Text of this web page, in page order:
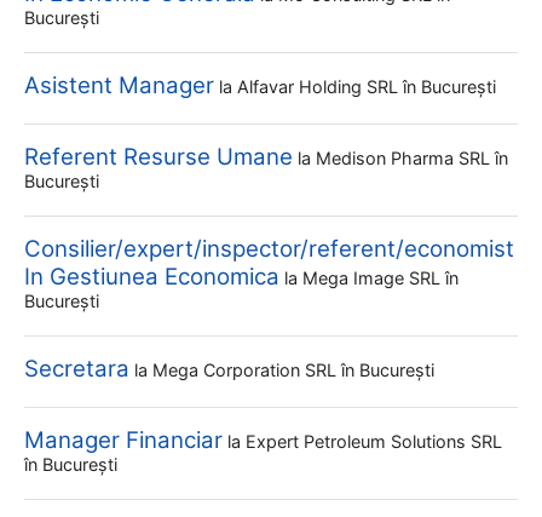
București
Asistent Manager la Alfavar Holding SRL în București
Referent Resurse Umane la Medison Pharma SRL în
București
Consilier/expert/inspector/referent/economist
In Gestiunea Economica la Mega Image SRL în
București
Secretara la Mega Corporation SRL în București
Manager Financiar la Expert Petroleum Solutions SRL
în București